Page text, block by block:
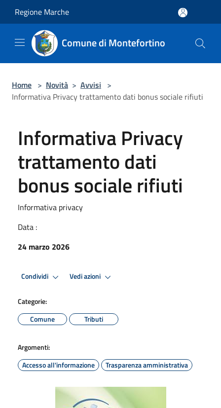
Regione Marche
Comune di Montefortino
Home > Novità > Avvisi >
Informativa Privacy trattamento dati bonus sociale rifiuti
Informativa Privacy
trattamento dati
bonus sociale rifiuti
Informativa privacy
Data :
24 marzo 2026
Condividi Vedi azioni
Categorie:
Comune
Tributi
Argomenti:
Accesso all'informazione
Trasparenza amministrativa